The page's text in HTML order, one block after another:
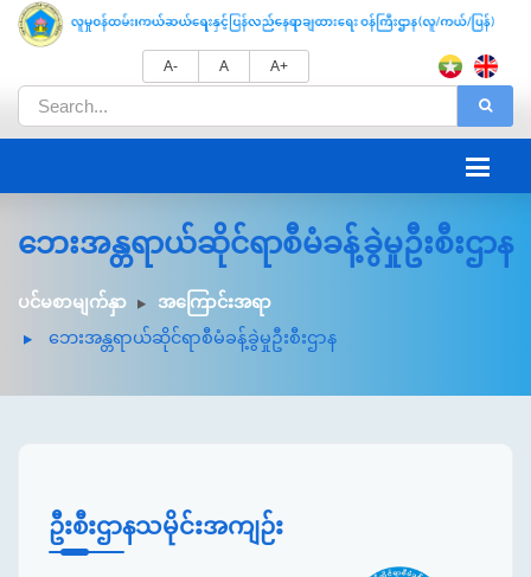
A- A A+
ဘေးအန္တရာယ်ဆိုင်ရာစီမံခန့်ခွဲမှုဦးစီးဌာန
ပင်မစာမျက်နှာ
အကြောင်းအရာ
ဘေးအန္တရာယ်ဆိုင်ရာစီမံခန့်ခွဲမှုဦးစီးဌာန
ဦးစီးဌာနသမိုင်းအကျဉ်း